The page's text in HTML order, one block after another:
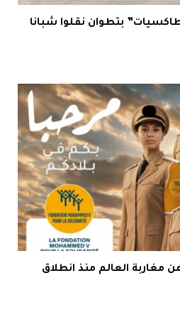
بتطوان نقلوا شبانا
2,7 مليون من مغاربة العالم منذ انطلاق